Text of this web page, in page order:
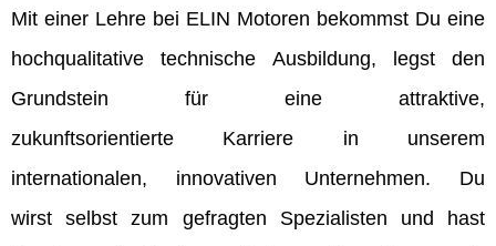
Mit einer Lehre bei ELIN Motoren bekommst Du eine
hochqualitative technische Ausbildung, legst den
Grundstein für eine attraktive,
zukunftsorientierte Karriere in unserem
internationalen, innovativen Unternehmen. Du
wirst selbst zum gefragten Spezialisten und hast